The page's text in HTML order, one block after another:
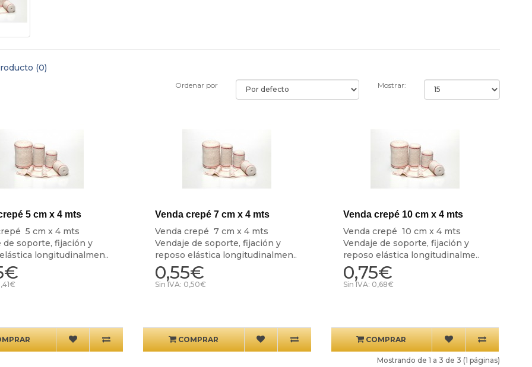
(0)
Ordenar por Mostrar:
5 cm x 4 mts
5 cm x 4 mts
de soporte, fijación y
longitudinalmen..
Venda crepé 7 cm x 4 mts
Venda crepé 7 cm x 4 mts
Vendaje de soporte, fijación y
reposo elástica longitudinalmen..
0,55€
Sin IVA: 0,50€
COMPRAR
Venda crepé 10 cm x 4 mts
Venda crepé 10 cm x 4 mts
Vendaje de soporte, fijación y
reposo elástica longitudinalme..
0,75€
Sin IVA: 0,68€
COMPRAR
Mostrando de 1 a 3 de 3 (1 páginas)